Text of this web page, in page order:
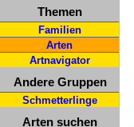
Themen
Familien
Arten
Artnavigator
Andere Gruppen
Schmetterlinge
Arten suchen